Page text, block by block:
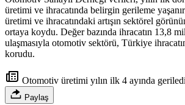
üretimi ve ihracatında belirgin gerileme
üretimi ve ihracatındaki artışın sektörel
ortaya koydu. Değer bazında ihracatın 13,8
ulaşmasıyla otomotiv sektörü, Türkiye
korudu.
Otomotiv üretimi yılın ilk 4 ayında geriledi
Paylaş